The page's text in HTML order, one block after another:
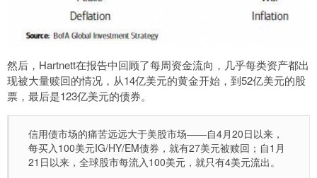
然后，Hartnett在报告中回顾了每周资金流向，几乎每类资产都出
现被大量赎回的情况，从14亿美元的黄金开始，到52亿美元的股
票，最后是123亿美元的债券。
信用债市场的痛苦远远大于美股市场——自4月20日以来，
每买入100美元IG/HY/EM债券，就有27美元被赎回；自1月
21日以来，全球股市每流入100美元，就只有4美元流出。